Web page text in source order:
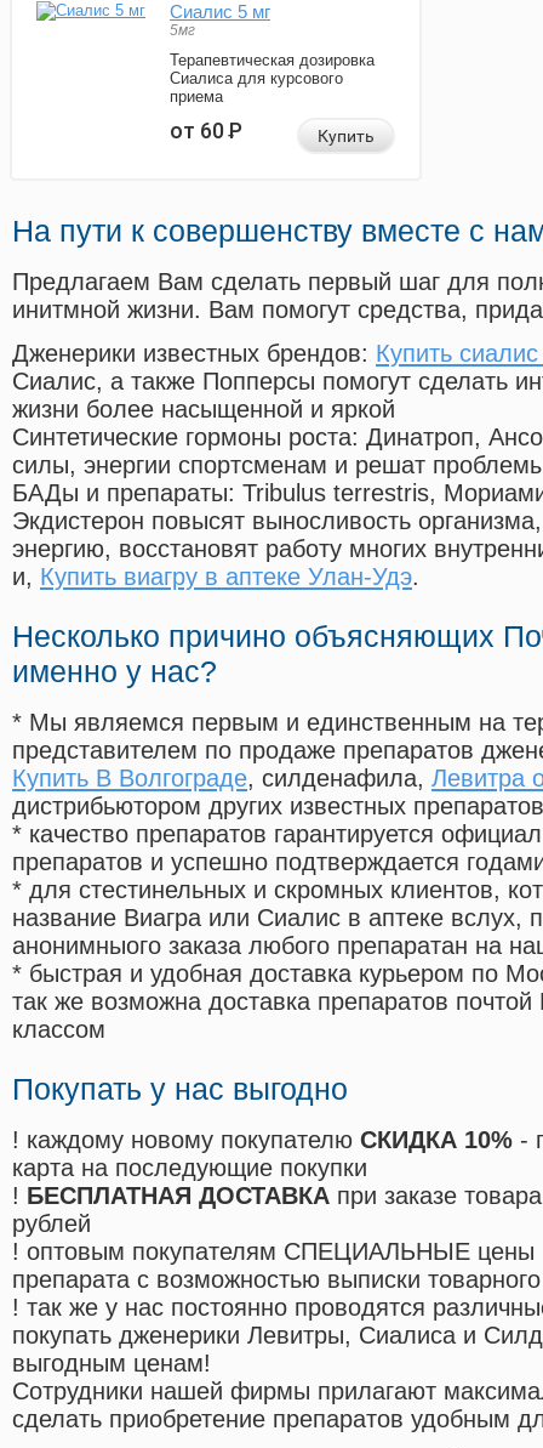
Сиалис 5 мг
5мг
Терапевтическая дозировка
Сиалиса для курсового
приема
от 60Р Купить
На пути к совершенству вместе с
Предлагаем Вам сделать первый шаг для
инитмной жизни. Вам помогут средства,
Дженерики известных брендов: Купить
Сиалис, а также Попперсы помогут сделать
жизни более насыщенной и яркой
Синтетические гормоны роста: Динатроп,
силы, энергии спортсменам и решат
БАДы и препараты: Tribulus terrestris,
Экдистерон повысят выносливость
энергию, восстановят работу многих
и, Купить виагру в аптеке Улан-Удэ.
Несколько причино объясняющих
именно у нас?
* Мы являемся первым и единственным на
представителем по продаже препаратов
Купить В Волгограде, силденафила, Левитра
дистрибьютором других известных препаратов
* качество препаратов гарантируется
препаратов и успешно подтверждается
* для стестинельных и скромных клиентов,
название Виагра или Сиалис в аптеке вслух,
анонимныого заказа любого препаратан на
* быстрая и удобная доставка курьером по
так же возможна доставка препаратов
классом
Покупать у нас выгодно
! каждому новому покупателю СКИДКА 10% -
карта на последующие покупки
! БЕСПЛАТНАЯ ДОСТАВКА при заказе
рублей
! оптовым покупателям СПЕЦИАЛЬНЫЕ цены
препарата с возможностью выписки
! так же у нас постоянно проводятся
покупать дженерики Левитры, Сиалиса и
выгодным ценам!
Cотрудники нашей фирмы прилагают
сделать приобретение препаратов удобным